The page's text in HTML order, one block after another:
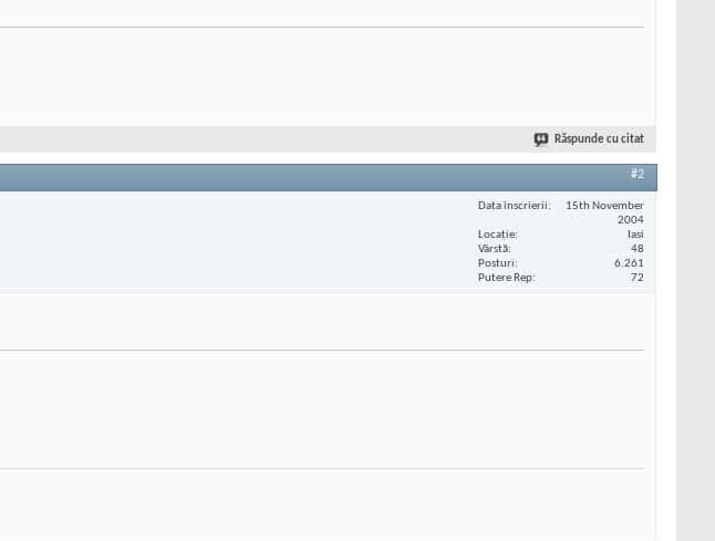
Răspunde cu citat
#2
Data înscrierii
15th November
2004
Locaţie
Iasi
Vârstă
48
Posturi
6.261
Putere Rep
72